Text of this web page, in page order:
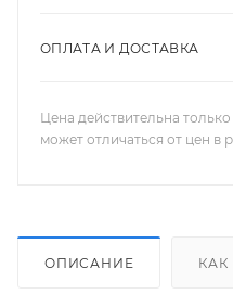
ОПЛАТА И ДОСТАВКА
Цена действительна
может отличаться от цен в
ОПИСАНИЕ КАК